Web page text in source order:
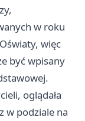
w roku
więc
być wpisany
oglądała
w podziale na